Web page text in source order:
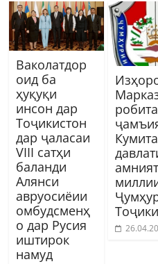
Ваколатдор
оид ба
ҳуқуқи
инсон дар
Тоҷикистон
дар ҷаласаи
VIII сатҳи
баланди
Алянси
авруосиёии
омбудсменҳ
о дар Русия
иштирок
намуд